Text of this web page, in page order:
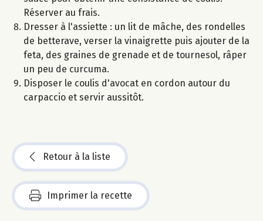
Réserver au frais.
Dresser à l'assiette : un lit de mâche, des rondelles
de betterave, verser la vinaigrette puis ajouter de la
feta, des graines de grenade et de tournesol, râper
un peu de curcuma.
Disposer le coulis d'avocat en cordon autour du
carpaccio et servir aussitôt.
Retour à la liste
Imprimer la recette